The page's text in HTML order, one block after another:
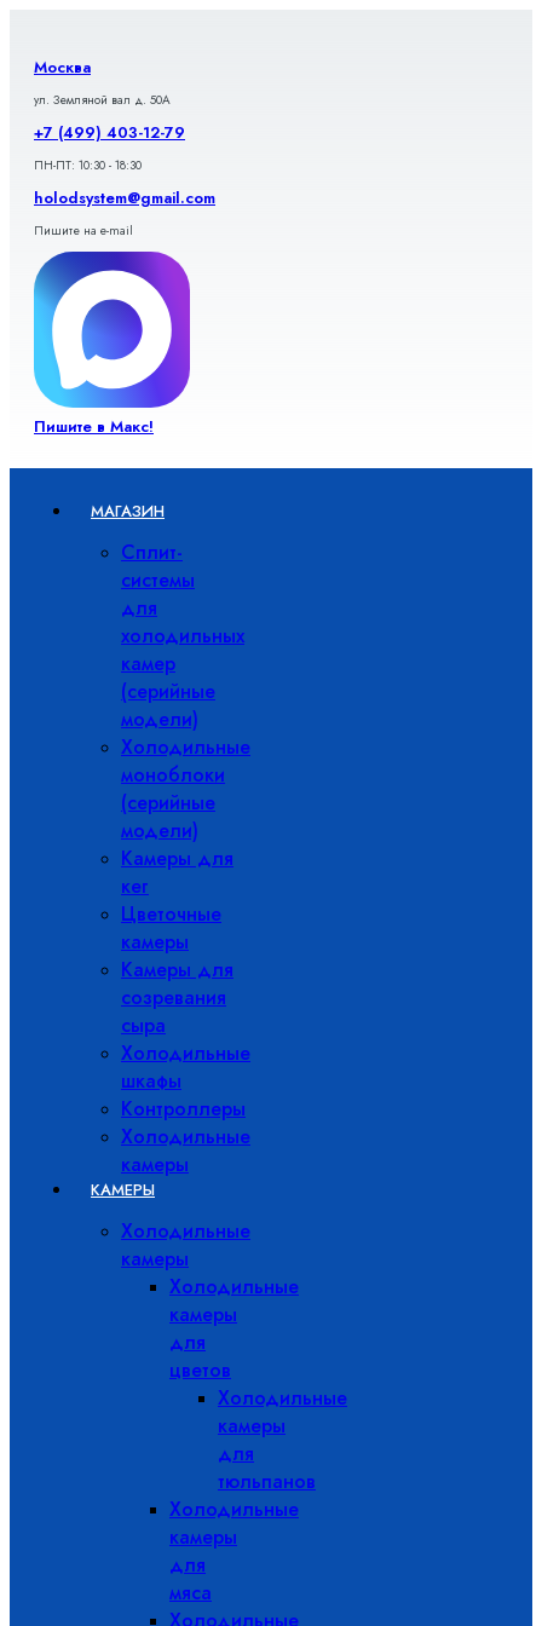
содержимому
Москва
ул. Земляной вал д. 50А
+7 (499) 403-12-79
ПН-ПТ: 10:30 - 18:30
holodsystem@gmail.com
Пишите на e-mail
Пишите в Макс!
МАГАЗИН
Сплит-
системы
для
холодильных
камер
(серийные
модели)
Холодильные
моноблоки
(серийные
модели)
Камеры для
кег
Цветочные
камеры
Камеры для
созревания
сыра
Холодильные
шкафы
Контроллеры
Холодильные
камеры
КАМЕРЫ
Холодильные
камеры
Холодильные
камеры
для
цветов
Холодильные
камеры
для
тюльпанов
Холодильные
камеры
для
мяса